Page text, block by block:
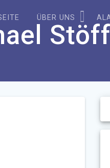
ÜBER UNS